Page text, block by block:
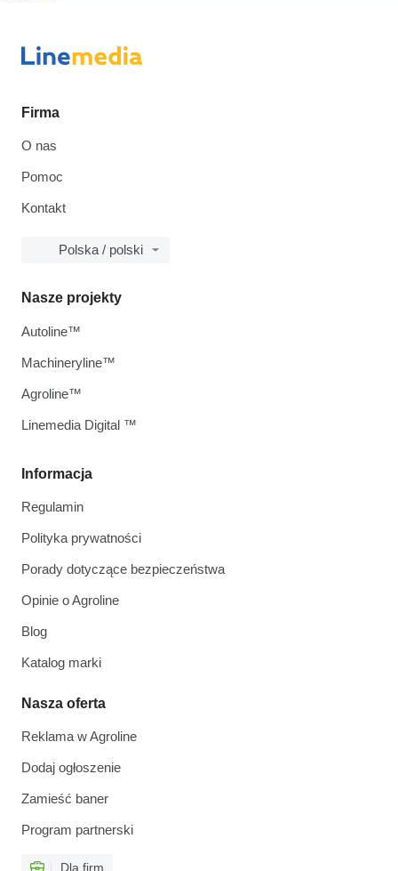
Firma
O nas
Pomoc
Kontakt
Polska / polski
Informacja
Regulamin
Polityka prywatności
Porady dotyczące bezpieczeństwa
Opinie o Agroline
Blog
Katalog marki
Nasza oferta
Reklama w Agroline
Dodaj ogłoszenie
Zamieść baner
Program partnerski
Dla firm
Nasze projekty
Autoline™
Machineryline™
Agroline™
Linemedia Digital ™